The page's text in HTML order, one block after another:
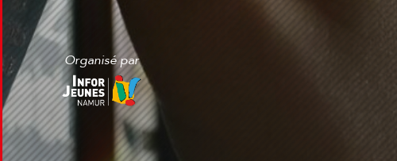
Organisé par